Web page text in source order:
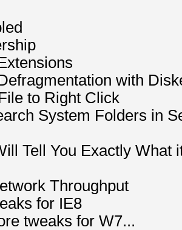
with
to Right Click
System Folders in
Tell You Exactly What
Throughput
for IE8
tweaks for W7...